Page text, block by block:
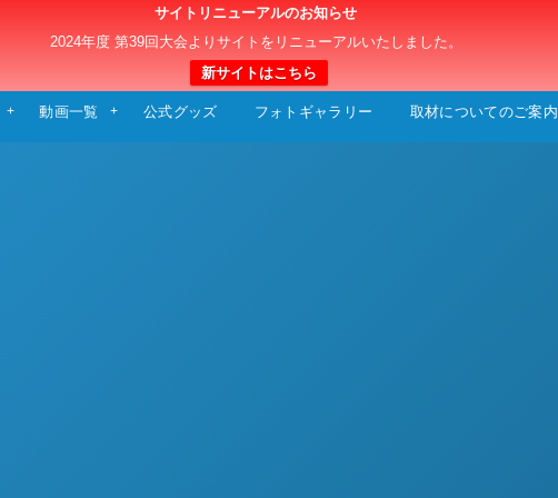
サイトリニューアルのお知らせ
2024年度 第39回大会よりサイトをリニューアルいたしました。
新サイトはこちら
日本クラブユースサッカー選手権（U-15）大会
動画一覧 公式グッズ フォトギャラリー 取材についてのご案内